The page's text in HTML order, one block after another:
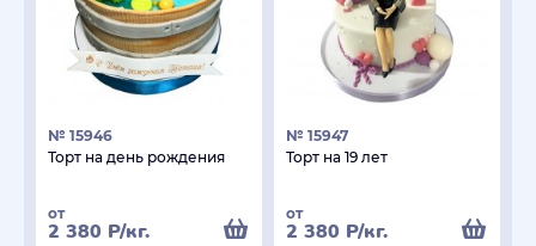
№ 15946
Торт на день рождения
от
2 380 Р/кг.
№ 15947
Торт на 19 лет
от
2 380 Р/кг.